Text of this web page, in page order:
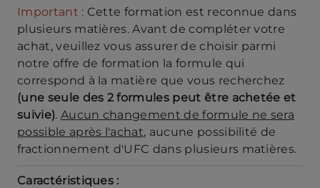
Important : Cette formation est reconnue dans
plusieurs matières. Avant de compléter votre
achat, veuillez vous assurer de choisir parmi
notre offre de formation la formule qui
correspond à la matière que vous recherchez
(une seule des 2 formules peut être achetée et
suivie). Aucun changement de formule ne sera
possible après l'achat, aucune possibilité de
fractionnement d'UFC dans plusieurs matières.
Caractéristiques :